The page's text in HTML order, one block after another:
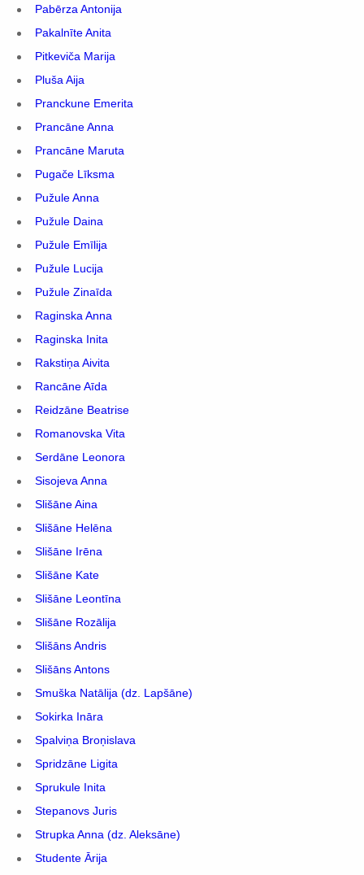
Pabērza Antonija
Pakalnīte Anita
Pitkeviča Marija
Pluša Aija
Pranckune Emerita
Prancāne Anna
Prancāne Maruta
Pugače Līksma
Pužule Anna
Pužule Daina
Pužule Emīlija
Pužule Lucija
Pužule Zinaīda
Raginska Anna
Raginska Inita
Rakstiņa Aivita
Rancāne Aīda
Reidzāne Beatrise
Romanovska Vita
Serdāne Leonora
Sisojeva Anna
Slišāne Aina
Slišāne Helēna
Slišāne Irēna
Slišāne Kate
Slišāne Leontīna
Slišāne Rozālija
Slišāns Andris
Slišāns Antons
Smuška Natālija (dz. Lapšāne)
Sokirka Ināra
Spalviņa Broņislava
Spridzāne Ligita
Sprukule Inita
Stepanovs Juris
Strupka Anna (dz. Aleksāne)
Studente Ārija